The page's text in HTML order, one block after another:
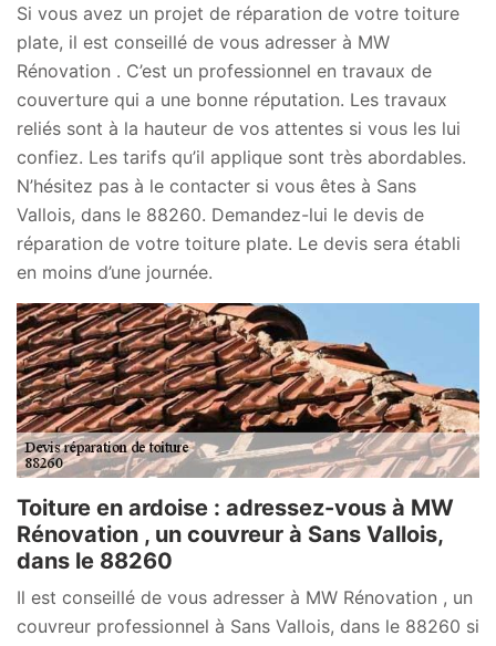
Si vous avez un projet de réparation de votre toiture
plate, il est conseillé de vous adresser à MW
Rénovation . C’est un professionnel en travaux de
couverture qui a une bonne réputation. Les travaux
reliés sont à la hauteur de vos attentes si vous les lui
confiez. Les tarifs qu’il applique sont très abordables.
N’hésitez pas à le contacter si vous êtes à Sans
Vallois, dans le 88260. Demandez-lui le devis de
réparation de votre toiture plate. Le devis sera établi
en moins d’une journée.
Toiture en ardoise : adressez-vous à MW
Rénovation , un couvreur à Sans Vallois,
dans le 88260
Il est conseillé de vous adresser à MW Rénovation , un
couvreur professionnel à Sans Vallois, dans le 88260 si